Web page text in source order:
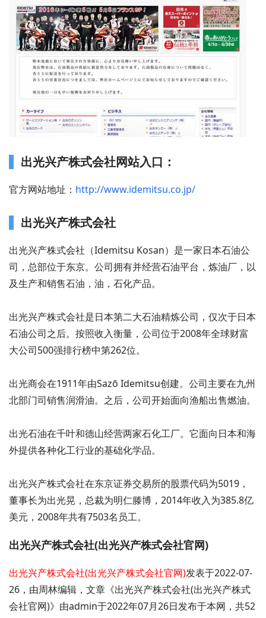
出光兴产株式会社网站入口：
官方网站地址： http://www.idemitsu.co.jp/
出光兴产株式会社
出光兴产株式会社（Idemitsu Kosan）是一家日本石油公
司，总部位于东京。公司拥有并经营石油平台，炼油厂，以
及生产和销售石油，油，石化产品。
出光兴产株式会社是日本第二大石油精炼公司，仅次于日本
石油公司之后。按照收入衡量，公司位于2008年全球财富
大公司500强排行榜中第262位。
出光商会在1911年由Sazō Idemitsu创建。公司主要在九州
北部门司销售润滑油。之后，公司开始面向渔船出售燃油。
出光石油在千叶和德山经营两家石化工厂。它面向日本和海
外提供各种化工行业的基础化学品。
出光兴产株式会社在东京证券交易所的股票代码为5019，
董事长为出光晃，总裁为明仁滕博，2014年收入为385.8亿
美元，2008年共有7503名员工。
出光兴产株式会社(出光兴产株式会社官网)
出光兴产株式会社(出光兴产株式会社官网)发表于2022-07-
26，由周林编辑，文章《出光兴产株式会社(出光兴产株式
会社官网)》由admin于2022年07月26日发布于本网，共52